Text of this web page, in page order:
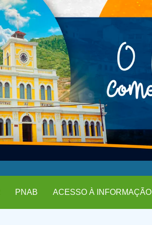
PNAB ACESSO À INFORMAÇÃO